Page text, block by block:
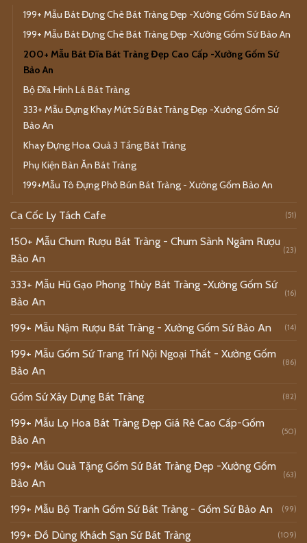
199+ Mẫu Bát Đựng Chè Bát Tràng Đẹp -Xưởng Gốm Sứ Bảo An
199+ Mẫu Bát Đựng Chè Bát Tràng Đẹp -Xưởng Gốm Sứ Bảo An
200+ Mẫu Bát Đĩa Bát Tràng Đẹp Cao Cấp -Xưởng Gốm Sứ
Bảo An
Bộ Đĩa Hình Lá Bát Tràng
333+ Mẫu Đựng Khay Mứt Sứ Bát Tràng Đẹp -Xưởng Gốm Sứ
Bảo An
Khay Đựng Hoa Quả 3 Tầng Bát Tràng
Phụ Kiện Bàn Ăn Bát Tràng
199+Mẫu Tô Đựng Phở Bún Bát Tràng - Xưởng Gốm Bảo An
Ca Cốc Ly Tách Cafe (51)
150+ Mẫu Chum Rượu Bát Tràng - Chum Sành Ngâm Rượu
Bảo An
(23)
333+ Mẫu Hũ Gạo Phong Thủy Bát Tràng -Xưởng Gốm Sứ
Bảo An
(16)
199+ Mẫu Nậm Rượu Bát Tràng - Xưởng Gốm Sứ Bảo An (14)
199+ Mẫu Gốm Sứ Trang Trí Nội Ngoại Thất - Xưởng Gốm
Bảo An
(86)
Gốm Sứ Xây Dựng Bát Tràng (82)
199+ Mẫu Lọ Hoa Bát Tràng Đẹp Giá Rẻ Cao Cấp-Gốm
Bảo An
(50)
199+ Mẫu Quà Tặng Gốm Sứ Bát Tràng Đẹp -Xưởng Gốm
Bảo An
(63)
199+ Mẫu Bộ Tranh Gốm Sứ Bát Tràng - Gốm Sứ Bảo An (99)
199+ Đồ Dùng Khách Sạn Sứ Bát Tràng (109)